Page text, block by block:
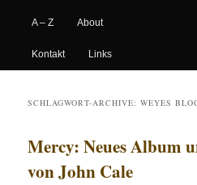
A – Z About
Kontakt Links
SCHLAGWORT-ARCHIVE:WEYES
Mercy: Neues Album
von John Cale